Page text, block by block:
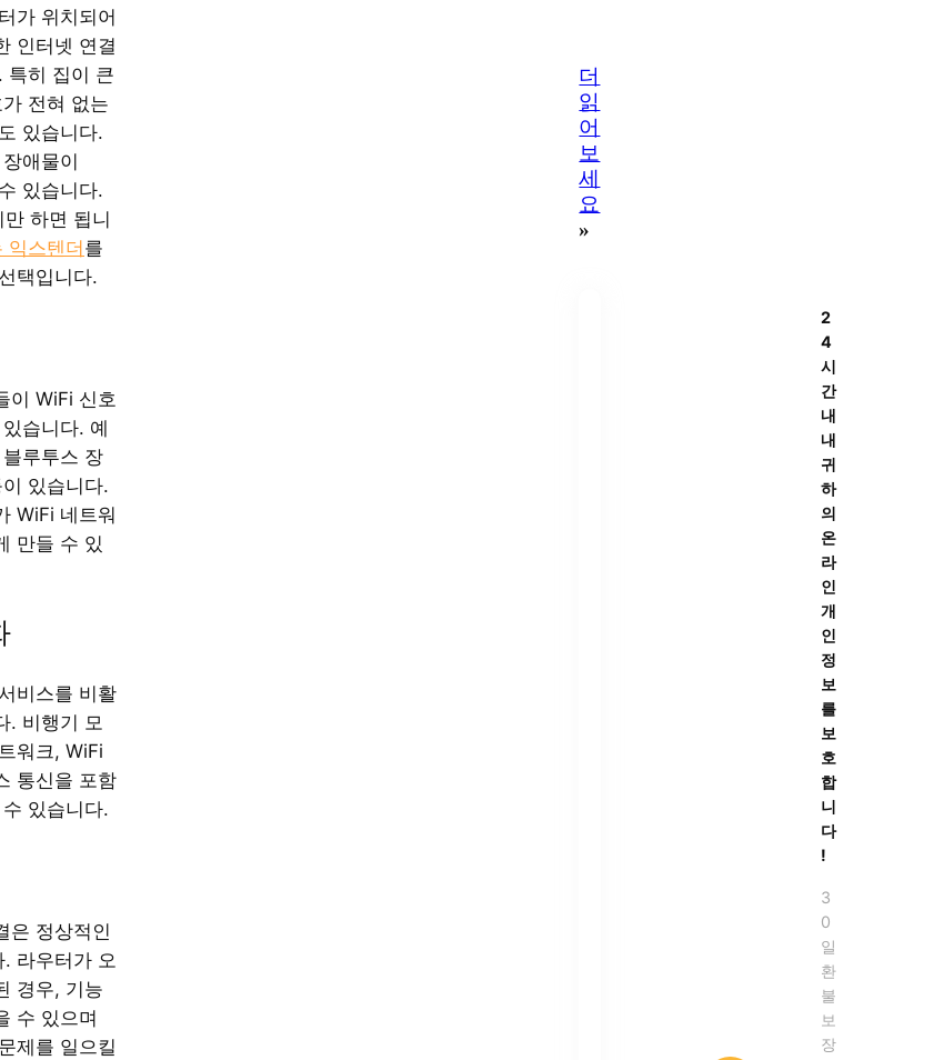
가 위치되어
인터넷 연결
특히 집이 큰
전혀 없는
있습니다.
애물이
있습니다.
하면 됩니
익스텐더를
택입니다.
이 WiFi 신호
습니다. 예
루투스 장
있습니다.
WiFi 네트워
만들 수 있
비스를 비활
. 비행기 모
워크, WiFi
통신을 포함
있습니다.
은 정상적인
라우터가 오
경우, 기능
수 있으며
제를 일으킬
더
읽
어
보
세
요
»
2
4
시
간
내
내
귀
하
의
온
라
인
개
인
정
보
를
보
호
합
니
다
!
3
0
일
환
불
보
장